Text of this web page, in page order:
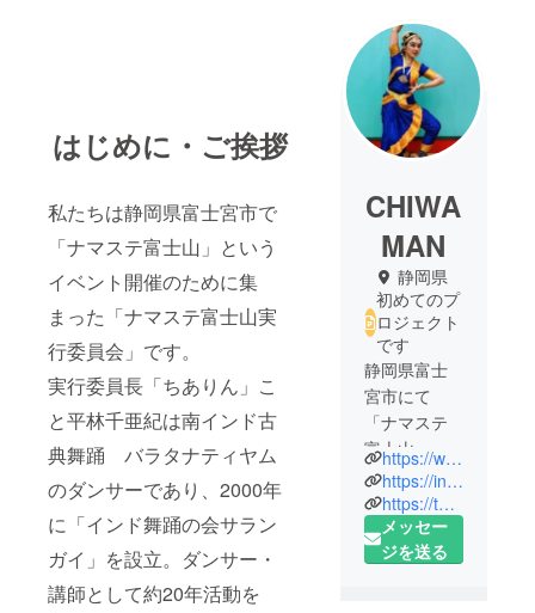
はじめに・ご挨拶
私たちは静岡県富士宮市で
「ナマステ富士山」という
イベント開催のために集
まった「ナマステ富士山実
行委員会」です。
実行委員長「ちありん」こ
と平林千亜紀は南インド古
典舞踊 バラタナティヤム
のダンサーであり、2000年
に「インド舞踊の会サラン
ガイ」を設立。ダンサー・
講師として約20年活動を
CHIWA
MAN
静岡県
初めてのプ
ロジェクト
です
静岡県富士
宮市にて
「ナマステ
富士山」の
開催予定を
していま
す。
ナマステ富
https://www.facebook.com/namastefujisan
https://instagram.com/namaste_fujisan?utm_medium=copy_link
https://twitter.com/namaste_fujisan?s=21
メッセー
ジを送る